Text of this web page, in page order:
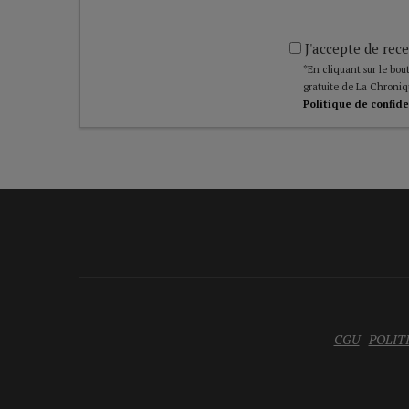
J'accepte de
*En cliquant sur le
gratuite de La
Politique de
CGU-